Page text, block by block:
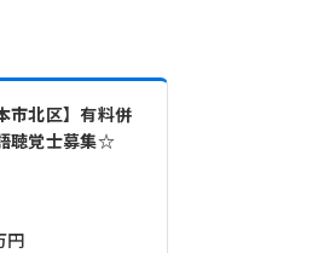
市北区】有料併
聴覚士募集☆
円